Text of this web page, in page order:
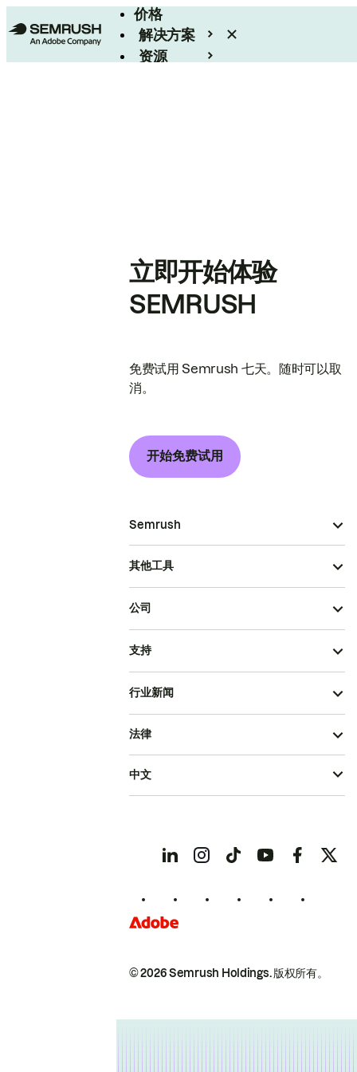
价格
解决方案
资源
立即开始体验
SEMRUSH
免费试用 Semrush 七天。随时可以取
消。
开始免费试用
Semrush
其他工具
公司
支持
行业新闻
© 2026 Semrush Holdings.版权所有。
法律
中文